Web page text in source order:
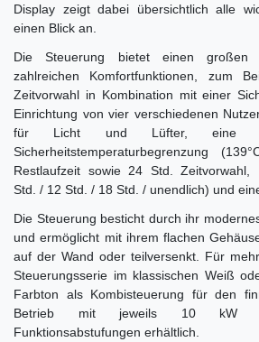
Display zeigt dabei übersichtlich alle
einen Blick an.
Die Steuerung bietet einen großen
zahlreichen Komfortfunktionen, zum
Zeitvorwahl in Kombination mit einer
Einrichtung von vier verschiedenen
für Licht und Lüfter, eine
Sicherheitstemperaturbegrenzung
Restlaufzeit sowie 24 Std. Zeitvorwahl,
Std. / 12 Std. / 18 Std. / unendlich) und
Die Steuerung besticht durch ihr
und ermöglicht mit ihrem flachen
auf der Wand oder teilversenkt. Für
Steuerungsserie im klassischen Weiß
Farbton als Kombisteuerung für den
Betrieb mit jeweils 10 kW
Funktionsabstufungen erhältlich.